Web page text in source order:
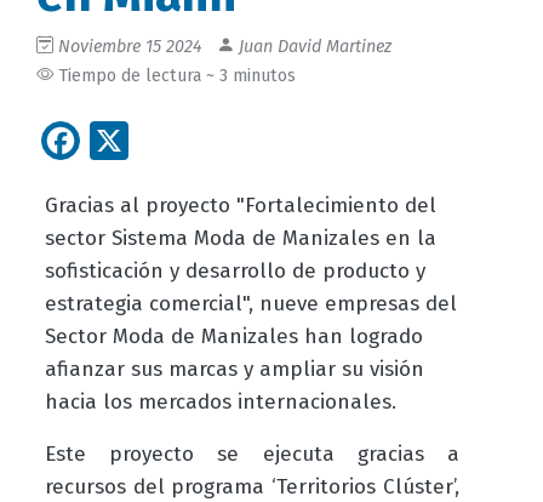
Noviembre 15 2024
Juan David Martinez
Tiempo de lectura ~ 3 minutos
Facebook
Gracias al proyecto "Fortalecimiento del
sector Sistema Moda de Manizales en la
sofisticación y desarrollo de producto y
estrategia comercial", nueve empresas del
Sector Moda de Manizales han logrado
afianzar sus marcas y ampliar su visión
hacia los mercados internacionales.
Este proyecto se ejecuta gracias a
recursos del programa ‘Territorios Clúster’,